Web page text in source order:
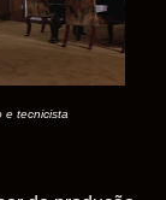
e tecnicista